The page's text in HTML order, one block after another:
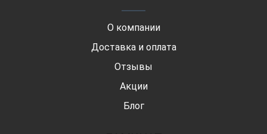
О компании
Доставка и оплата
Отзывы
Акции
Блог